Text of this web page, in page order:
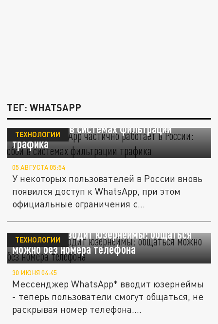
ТЕГ: WHATSAPP
Почему WhatsApp частично работает в
России: сбой в системах фильтрации
трафика
ТЕХНОЛОГИИ
05 АВГУСТА 05:54
У некоторых пользователей в России вновь
появился доступ к WhatsApp, при этом
официальные ограничения с...
WhatsApp* вводит юзернеймы: общаться
можно без номера телефона
ТЕХНОЛОГИИ
30 ИЮНЯ 04:45
Мессенджер WhatsApp* вводит юзернеймы
- теперь пользователи смогут общаться, не
раскрывая номер телефона....